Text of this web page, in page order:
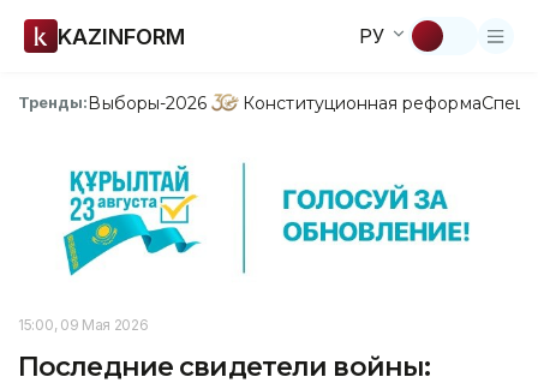
KAZINFORM РУ
Тренды:Выборы-2026 Конституционная реформа
15:00, 09 Мая 2026
Последние свидетели войны: